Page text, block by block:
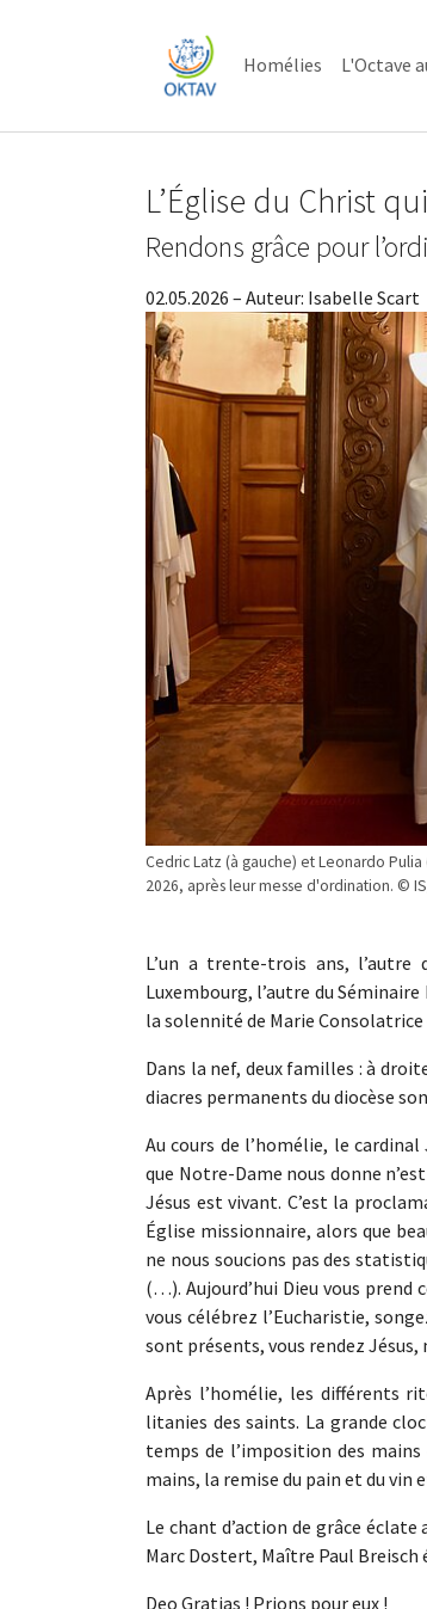
Homélies L'Octave
Cedric Latz (à gauche) et Leonardo
2026, après leur messe d'ordination. ©
L’Église du Christ
Rendons grâce pour
02.05.2026 – Auteur: Isabelle Scart
L’un a trente-trois ans, l’autre
Luxembourg, l’autre du
la solennité de Marie
Dans la nef, deux familles : à
diacres permanents du diocèse
Au cours de l’homélie, le
que Notre-Dame nous donne
Jésus est vivant. C’est la
Église missionnaire, alors que
ne nous soucions pas des
(…). Aujourd’hui Dieu vous
vous célébrez l’Eucharistie,
sont présents, vous rendez
Après l’homélie, les différents
litanies des saints. La grande
temps de l’imposition des
mains, la remise du pain et du vin
Le chant d’action de grâce
Marc Dostert, Maître Paul Breisch
Deo Gratias ! Prions pour eux !